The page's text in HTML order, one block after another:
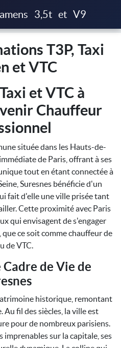
3,5t et V9
T3P, Taxi Parisien et VTC
T3P, Taxi
et VTC
et VTC à
Chauffeur
située dans les Hauts-de-
de Paris, offrant à ses
tout en étant connectée à
Suresnes bénéficie d'un
fait d'elle une ville prisée tant
Cette proximité avec Paris
qui envisagent de s'engager
ce soit comme chauffeur de
de VTC.
de Vie de
historique, remontant
fil des siècles, la ville est
pour de nombreux parisiens.
imprenables sur la capitale, ses